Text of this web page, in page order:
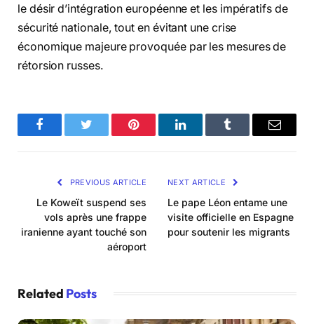
le désir d’intégration européenne et les impératifs de
sécurité nationale, tout en évitant une crise
économique majeure provoquée par les mesures de
rétorsion russes.
FacebookTwitter Pinterest LinkedInTumblr Email
PREVIOUS ARTICLE
Le Koweït suspend ses
vols après une frappe
iranienne ayant touché son
aéroport
NEXT ARTICLE
Le pape Léon entame une
visite officielle en Espagne
pour soutenir les migrants
Related Posts